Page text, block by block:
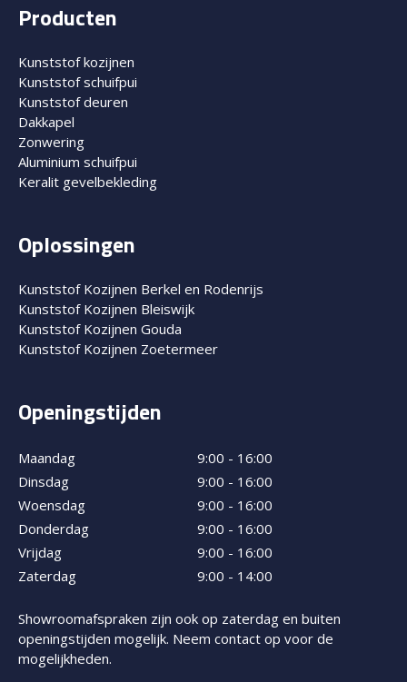
Producten
Kunststof kozijnen
Kunststof schuifpui
Kunststof deuren
Dakkapel
Zonwering
Aluminium schuifpui
Keralit gevelbekleding
Oplossingen
Kunststof Kozijnen Berkel en Rodenrijs
Kunststof Kozijnen Bleiswijk
Kunststof Kozijnen Gouda
Kunststof Kozijnen Zoetermeer
Openingstijden
Maandag
9:00 - 16:00
Dinsdag
9:00 - 16:00
Woensdag
9:00 - 16:00
Donderdag
9:00 - 16:00
Vrijdag
9:00 - 16:00
Zaterdag
9:00 - 14:00
Showroomafspraken zijn ook op zaterdag en buiten
openingstijden mogelijk. Neem contact op voor de
mogelijkheden.